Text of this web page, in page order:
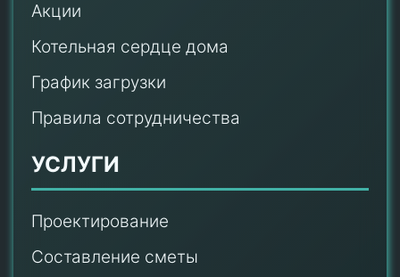
Акции
Котельная сердце дома
График загрузки
Правила сотрудничества
УСЛУГИ
Проектирование
Составление сметы